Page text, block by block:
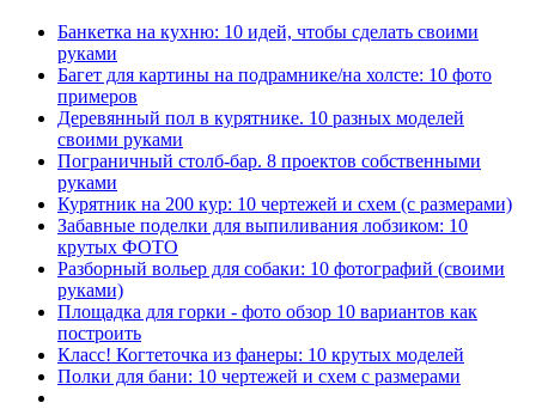
Банкетка на кухню: 10 идей, чтобы сделать своими
руками
Багет для картины на подрамнике/на холсте: 10 фото
примеров
Деревянный пол в курятнике. 10 разных моделей
своими руками
Пограничный столб-бар. 8 проектов собственными
руками
Курятник на 200 кур: 10 чертежей и схем (с размерами)
Забавные поделки для выпиливания лобзиком: 10
крутых ФОТО
Разборный вольер для собаки: 10 фотографий (своими
руками)
Площадка для горки - фото обзор 10 вариантов как
построить
Класс! Когтеточка из фанеры: 10 крутых моделей
Полки для бани: 10 чертежей и схем с размерами